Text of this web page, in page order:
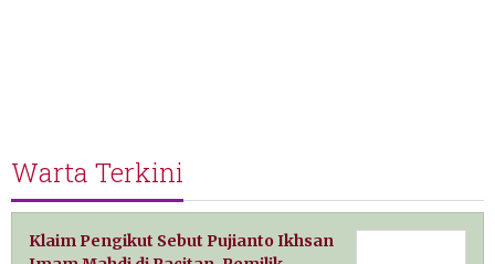
Warta Terkini
Klaim Pengikut Sebut Pujianto Ikhsan